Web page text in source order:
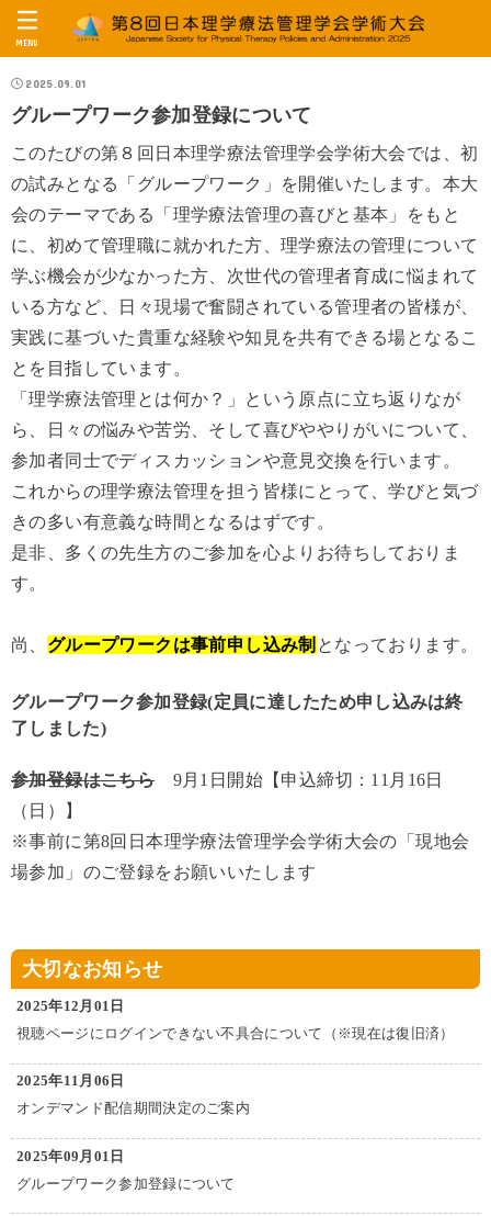
MENU
2025.09.01
グループワーク参加登録について
このたびの第８回日本理学療法管理学会学術大会では、初
の試みとなる「グループワーク」を開催いたします。本大
会のテーマである「理学療法管理の喜びと基本」をもと
に、初めて管理職に就かれた方、理学療法の管理について
学ぶ機会が少なかった方、次世代の管理者育成に悩まれて
いる方など、日々現場で奮闘されている管理者の皆様が、
実践に基づいた貴重な経験や知見を共有できる場となるこ
とを目指しています。
「理学療法管理とは何か？」という原点に立ち返りなが
ら、日々の悩みや苦労、そして喜びややりがいについて、
参加者同士でディスカッションや意見交換を行います。
これからの理学療法管理を担う皆様にとって、学びと気づ
きの多い有意義な時間となるはずです。
是非、多くの先生方のご参加を心よりお待ちしておりま
す。
尚、 グループワークは事前申し込み制 となっております。
グループワーク参加登録(定員に達したため申し込みは終
了しました)
参加登録はこちら9月1日開始【申込締切：11月16日
（日）】
※事前に第8回日本理学療法管理学会学術大会の「現地会
場参加」のご登録をお願いいたします
大切なお知らせ
2025年12月01日
視聴ページにログインできない不具合について（※現在は復旧済）
2025年11月06日
オンデマンド配信期間決定のご案内
2025年09月01日
グループワーク参加登録について